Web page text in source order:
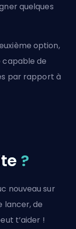
quelques
option,
de
par rapport à
?
nouveau sur
lancer, de
t’aider !